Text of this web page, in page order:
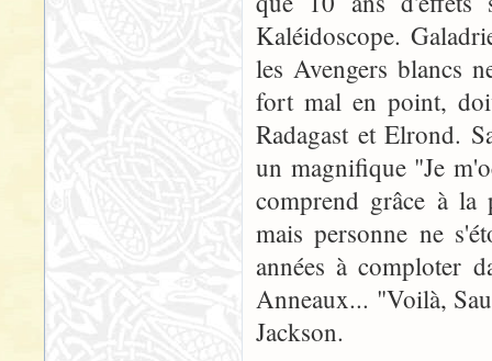
Kaléidoscope.
les Avengers blancs
fort mal en point,
Radagast et Elrond.
un magnifique "Je
comprend grâce à
mais personne ne
années à comploter
Anneaux... "Voilà,
Jackson.